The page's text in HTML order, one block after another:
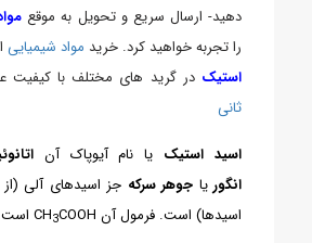
دهید- ارسال سریع و تحویل به موقع
را تجربه خواهید کرد. خرید مواد شیمیایی
استیک در گرید های مختلف با کیفیت
ثانی
اسید استیک یا نام آیوپاک آن
انگوریا جوهر سرکه جز اسیدهای آلی
اسیدها) است. فرمول آن CH
3COOH است.